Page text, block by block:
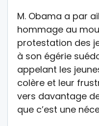
M. Obama a par
hommage au
protestation des
à son égérie
appelant les
colère et leur
vers davantage
que c’est une